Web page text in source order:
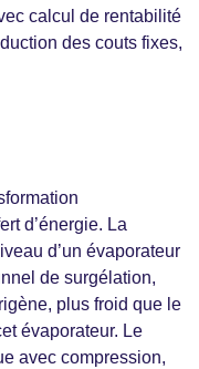
calcul de rentabilité
des couts fixes,
d’énergie. La
d’un évaporateur
de surgélation,
plus froid que le
évaporateur. Le
avec compression,